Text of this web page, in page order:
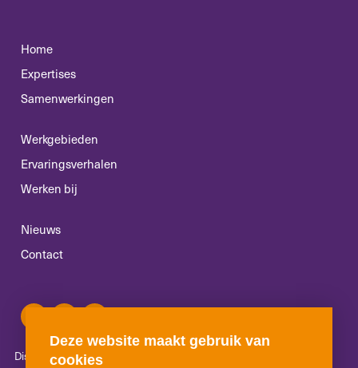
Deze website maakt gebruik van
cookies
Home
Expertises
Samenwerkingen
Werkgebieden
Ervaringsverhalen
Werken bij
Nieuws
Contact
Disclaimer Algemene voorwaarden